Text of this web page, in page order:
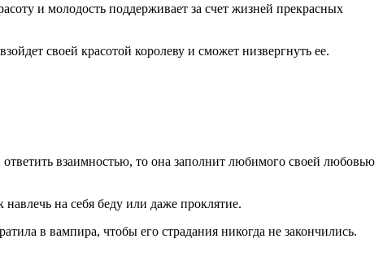
и молодость поддерживает за счет жизней прекрасных
своей красотой королеву и сможет низвергнуть ее.
взаимностью, то она заполнит любимого своей любовью
на себя беду или даже проклятие.
в вампира, чтобы его страдания никогда не закончились.